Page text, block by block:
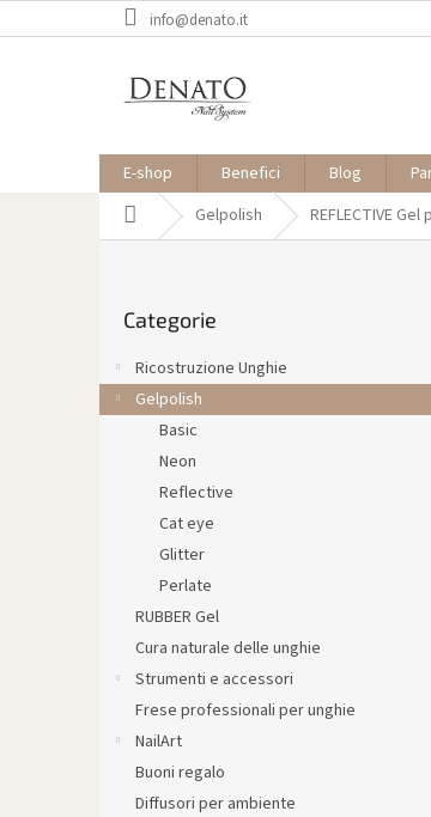
al
info@denato.it
E-shop Benefici Blog
Casa
Gelpolish REFLECTIVE Gel
l
a
le
Categorie
Ricostruzione Unghie
Gelpolish
Basic
Neon
Reflective
Cat eye
Glitter
Perlate
RUBBER Gel
Cura naturale delle unghie
Strumenti e accessori
Frese professionali per unghie
NailArt
Buoni regalo
Diffusori per ambiente